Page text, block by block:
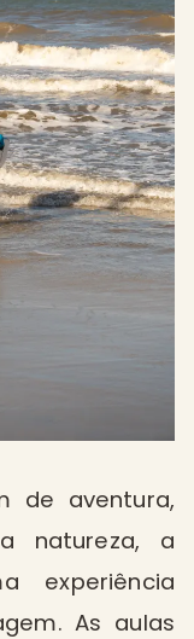
de aventura,
natureza, a
experiência
As aulas